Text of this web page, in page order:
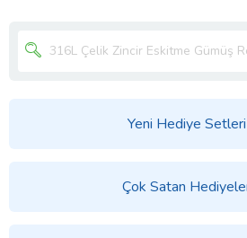
Yeni Hediye Setleri
Çok Satan